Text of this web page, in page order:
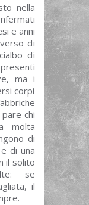
nella
e anni
di
di
ma i
corpi
chi
molta
di
di una
il solito
se
il